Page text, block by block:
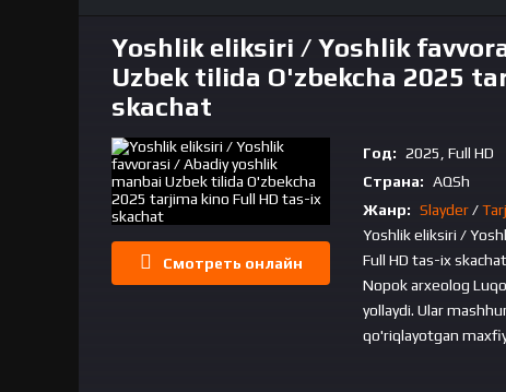
Yoshlik eliksiri / Yoshlik
Uzbek tilida O'zbekcha 2025
skachat
Смотреть онлайн
Год: 2025, Full HD
Страна: AQSh
Жанр: Slayder/
Yoshlik eliksiri /
Full HD tas-ix skachat
Nopok arxeolog
yollaydi. Ular
qo'riqlayotgan